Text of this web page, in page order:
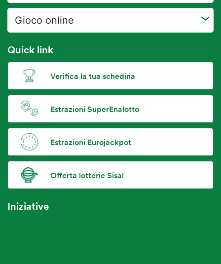
Gioco online
Quick link
Verifica la tua schedina
Estrazioni SuperEnalotto
Estrazioni Eurojackpot
Offerta lotterie Sisal
Iniziative